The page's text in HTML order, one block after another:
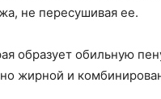
не пересушивая ее.
образует обильную
жирной и